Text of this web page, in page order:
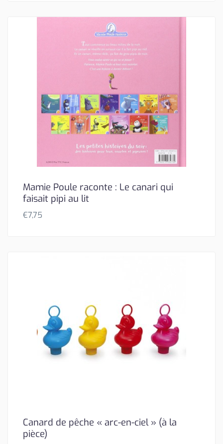
Mamie Poule raconte : Le canari qui
faisait pipi au lit
€7,75
Canard de pêche « arc-en-ciel » (à la
pièce)